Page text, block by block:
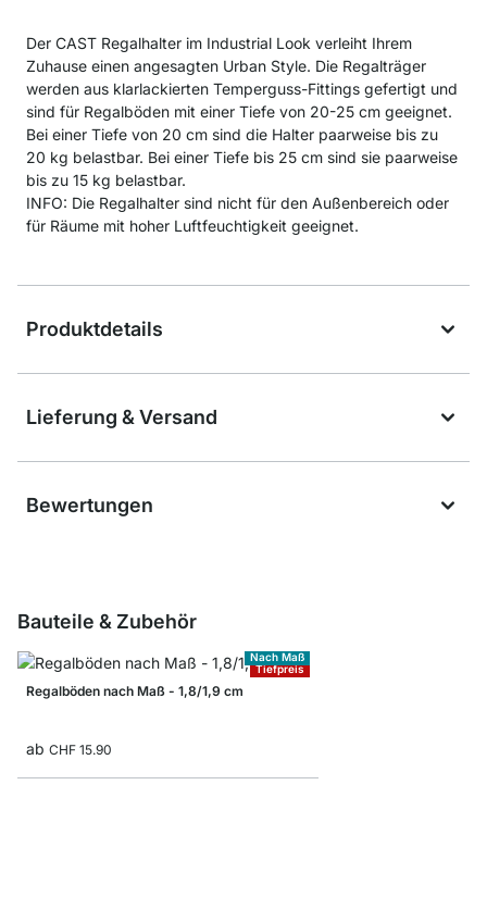
Der CAST Regalhalter im Industrial Look verleiht Ihrem
Zuhause einen angesagten Urban Style. Die Regalträger
werden aus klarlackierten Temperguss-Fittings gefertigt und
sind für Regalböden mit einer Tiefe von 20-25 cm geeignet.
Bei einer Tiefe von 20 cm sind die Halter paarweise bis zu
20 kg belastbar. Bei einer Tiefe bis 25 cm sind sie paarweise
bis zu 15 kg belastbar.
INFO: Die Regalhalter sind nicht für den Außenbereich oder
für Räume mit hoher Luftfeuchtigkeit geeignet.
Produktdetails
Lieferung & Versand
Bewertungen
Bauteile & Zubehör
Tiefpreis
Nach Maß
Regalböden nach Maß - 1,8/1,9 cm
ab CHF 15.90